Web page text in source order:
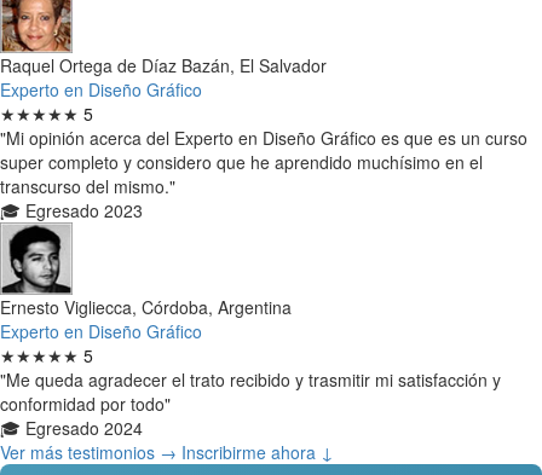
Raquel Ortega de Díaz Bazán, El Salvador
Experto en Diseño Gráfico
★★★★★ 5
"Mi opinión acerca del Experto en Diseño Gráfico es que es un curso
super completo y considero que he aprendido muchísimo en el
transcurso del mismo."
🎓 Egresado 2023
Ernesto Vigliecca, Córdoba, Argentina
Experto en Diseño Gráfico
★★★★★ 5
"Me queda agradecer el trato recibido y trasmitir mi satisfacción y
conformidad por todo"
🎓 Egresado 2024
Ver más testimonios → Inscribirme ahora ↓